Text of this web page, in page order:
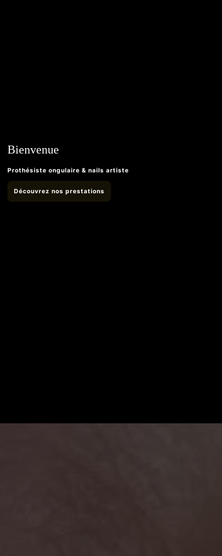
Bienvenue
Prothésiste ongulaire & nails artiste
Découvrez nos prestations